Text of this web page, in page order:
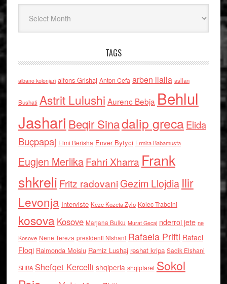
TAGS
albano kolonjari alfons Grishaj Anton Cefa arben llalla asllan
Bushati Astrit Lulushi Aurenc Bebja Behlul
Jashari Beqir Sinadalip grecaElida
Buçpapaj Elmi Berisha Enver Bytyci Ermira Babamusta
Eugjen MerlikaFahri Xharra Frank
shkreli Fritz radovaniGezim Llojdia Ilir
Levonja Interviste Keze Kozeta Zylo Kolec Traboini
kosova Kosove Marjana Bulku Murat Gecaj nderroi jete ne
Kosove Nene Tereza presidenti Nishani Rafaela Prifti Rafael
Floqi Raimonda Moisiu Ramiz Lushaj reshat kripa Sadik Elshani
SHBA Shefqet Kercelli shqiperia shqiptaret Sokol